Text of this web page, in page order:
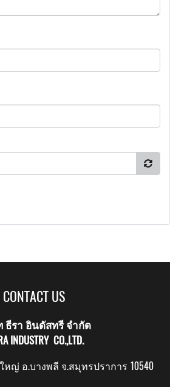
CONTACT US
ธีรา อินดัสทรี จำกัด
INDUSTRY CO.,LTD.
หญ่ อ.บางพลี จ.สมุทรปราการ 10540